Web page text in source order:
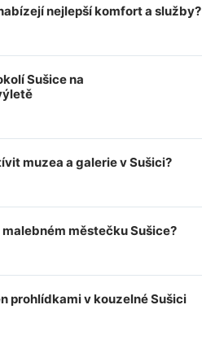
nejlepší komfort a služby?
Sušice na
muzea a galerie v Sušici?
městečku Sušice?
prohlídkami v kouzelné Sušici